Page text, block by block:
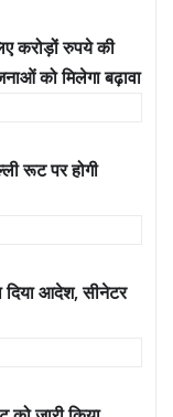
करोड़ों रुपये की
को मिलेगा बढ़ावा
रूट पर होगी
आदेश, सीनेटर